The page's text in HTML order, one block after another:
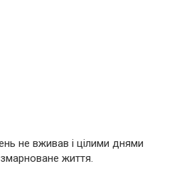
не вживав і цілими днями
життя.